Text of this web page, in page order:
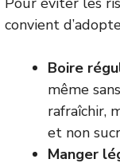
convient
Boire
même
rafraîchir,
et non
Manger